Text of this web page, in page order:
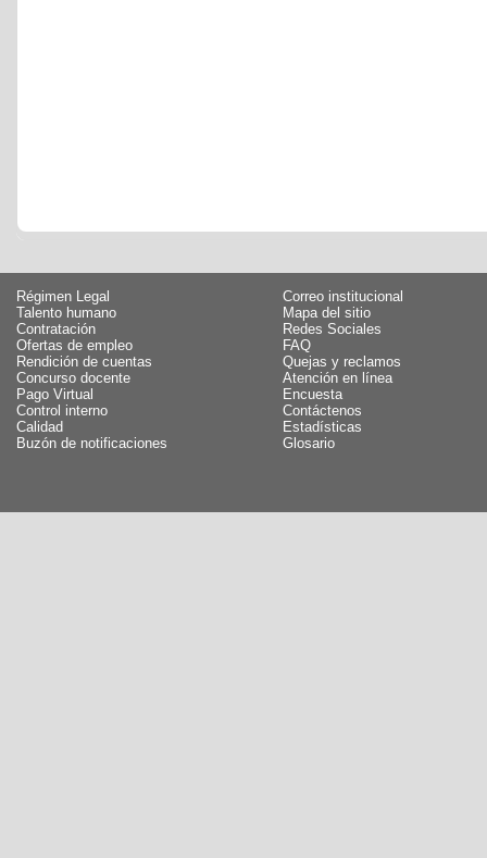
Régimen Legal
Talento humano
Contratación
Ofertas de empleo
Rendición de cuentas
Concurso docente
Pago Virtual
Control interno
Calidad
Buzón de notificaciones
Correo institucional
Mapa del sitio
Redes Sociales
FAQ
Quejas y reclamos
Atención en línea
Encuesta
Contáctenos
Estadísticas
Glosario